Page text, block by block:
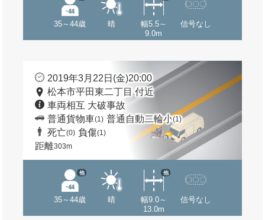
35～44歳 晴
幅5.5～
9.0m
信号なし
2019年3月22日(金)20:00
松本市平田東二丁目 付近
車両相互 大破事故
普通貨物車(1) 普通自動二輪小(1)
死亡(0) 負傷(1)
距離303m
35～44歳
他
晴
幅9.0～
13.0m
他
信号なし